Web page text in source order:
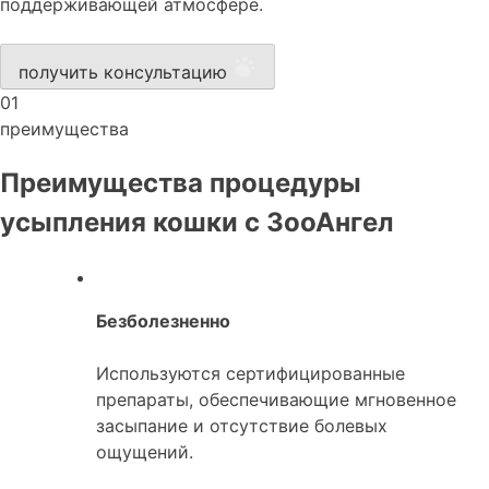
получить консультацию
01
преимущества
Преимущества процедуры
усыпления кошки с ЗооАнгел
Безболезненно
Используются сертифицированные
препараты, обеспечивающие мгновенное
засыпание и отсутствие болевых
ощущений.